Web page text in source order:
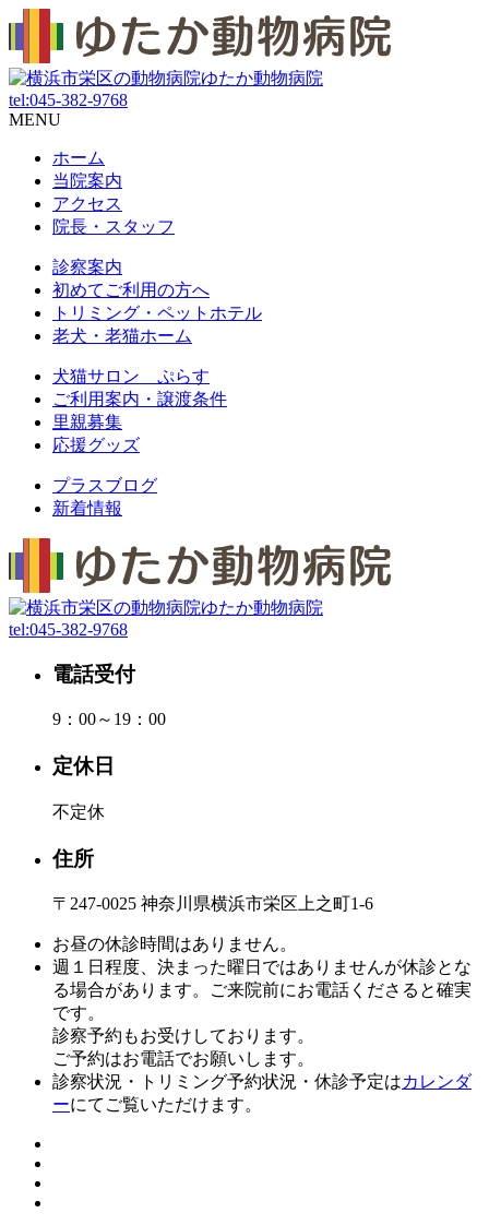
tel:045-382-9768
MENU
ホーム
当院案内
アクセス
院長・スタッフ
診察案内
初めてご利用の方へ
トリミング・ペットホテル
老犬・老猫ホーム
犬猫サロン ぷらす
ご利用案内・譲渡条件
里親募集
応援グッズ
プラスブログ
新着情報
tel:045-382-9768
電話受付
9：00～19：00
定休日
不定休
住所
〒247-0025 神奈川県横浜市栄区上之町1-6
お昼の休診時間はありません。
週１日程度、決まった曜日ではありませんが休診とな
る場合があります。ご来院前にお電話くださると確実
です。
診察予約もお受けしております。
ご予約はお電話でお願いします。
診察状況・トリミング予約状況・休診予定はカレンダ
ーにてご覧いただけます。